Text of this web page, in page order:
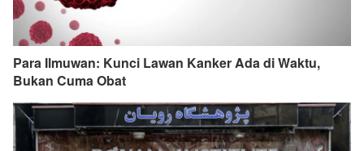
Para Ilmuwan: Kunci Lawan Kanker Ada di Waktu,
Bukan Cuma Obat